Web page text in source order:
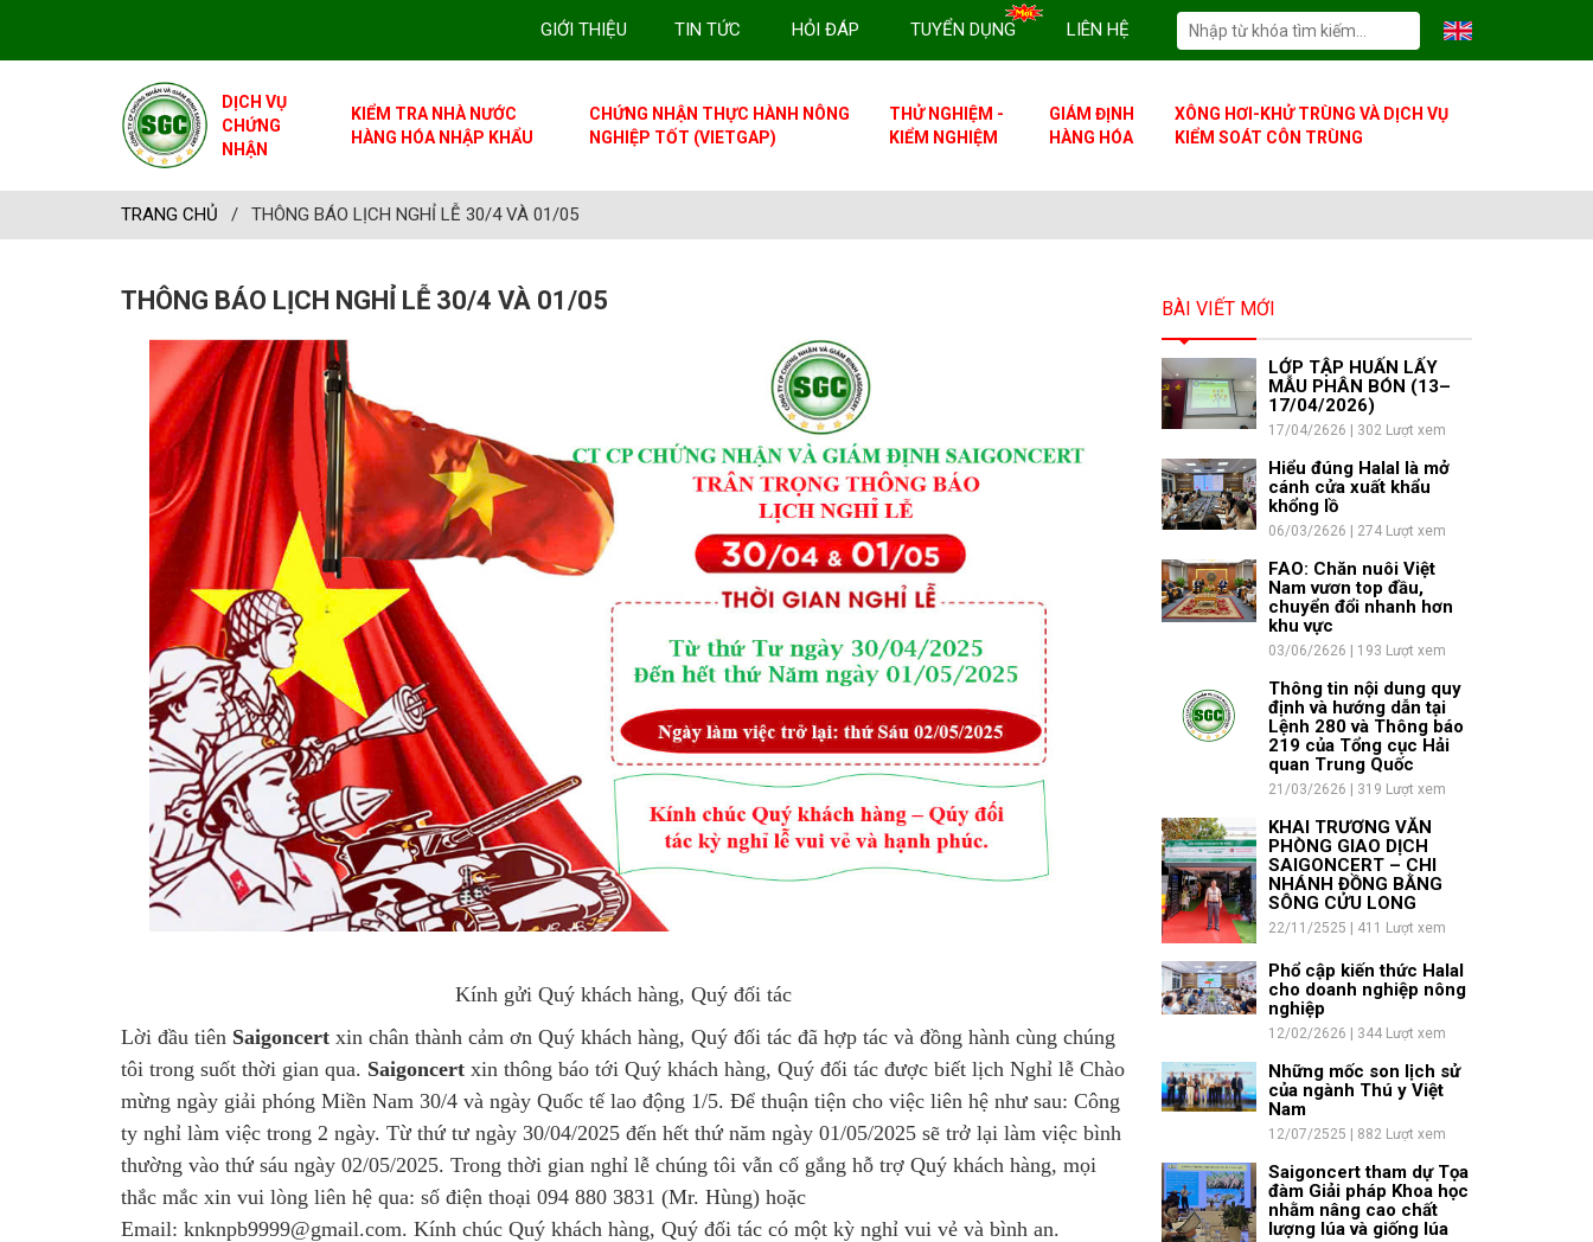
GIỚI THIỆU TIN TỨC HỎI ĐÁP TUYỂN DỤNG LIÊN HỆ
DỊCH VỤ
CHỨNG
NHẬN
KIỂM TRA NHÀ NƯỚC
HÀNG HÓA NHẬP KHẨU
CHỨNG NHẬN THỰC HÀNH NÔNG
NGHIỆP TỐT (VIETGAP)
THỬ NGHIỆM -
KIỂM NGHIỆM
GIÁM ĐỊNH
HÀNG HÓA
XÔNG HƠI-KHỬ TRÙNG VÀ DỊCH VỤ
KIỂM SOÁT CÔN TRÙNG
TRANG CHỦ / THÔNG BÁO LỊCH NGHỈ LỄ 30/4 VÀ 01/05
THÔNG BÁO LỊCH NGHỈ LỄ 30/4 VÀ 01/05
Kính gửi Quý khách hàng, Quý đối tác
Lời đầu tiên Saigoncert xin chân thành cảm ơn Quý khách hàng, Quý đối tác đã hợp tác và đồng hành cùng chúng
tôi trong suốt thời gian qua. Saigoncert xin thông báo tới Quý khách hàng, Quý đối tác được biết lịch Nghỉ lễ Chào
mừng ngày giải phóng Miền Nam 30/4 và ngày Quốc tế lao động 1/5. Để thuận tiện cho việc liên hệ như sau: Công
ty nghỉ làm việc trong 2 ngày. Từ thứ tư ngày 30/04/2025 đến hết thứ năm ngày 01/05/2025 sẽ trở lại làm việc bình
thường vào thứ sáu ngày 02/05/2025. Trong thời gian nghỉ lễ chúng tôi vẫn cố gắng hỗ trợ Quý khách hàng, mọi
thắc mắc xin vui lòng liên hệ qua: số điện thoại 094 880 3831 (Mr. Hùng) hoặc
Email: knknpb9999@gmail.com. Kính chúc Quý khách hàng, Quý đối tác có một kỳ nghỉ vui vẻ và bình an.
BÀI VIẾT MỚI
LỚP TẬP HUẤN LẤY
MẪU PHÂN BÓN (13–
17/04/2026)
17/04/2626 | 302 Lượt xem
Hiểu đúng Halal là mở
cánh cửa xuất khẩu
khổng lồ
06/03/2626 | 274 Lượt xem
FAO: Chăn nuôi Việt
Nam vươn top đầu,
chuyển đổi nhanh hơn
khu vực
03/06/2626 | 193 Lượt xem
Thông tin nội dung quy
định và hướng dẫn tại
Lệnh 280 và Thông báo
219 của Tổng cục Hải
quan Trung Quốc
21/03/2626 | 319 Lượt xem
KHAI TRƯƠNG VĂN
PHÒNG GIAO DỊCH
SAIGONCERT – CHI
NHÁNH ĐỒNG BẰNG
SÔNG CỬU LONG
22/11/2525 | 411 Lượt xem
Phổ cập kiến thức Halal
cho doanh nghiệp nông
nghiệp
12/02/2626 | 344 Lượt xem
Những mốc son lịch sử
của ngành Thú y Việt
Nam
12/07/2525 | 882 Lượt xem
Saigoncert tham dự Tọa
đàm Giải pháp Khoa học
nhằm nâng cao chất
lượng lúa và giống lúa